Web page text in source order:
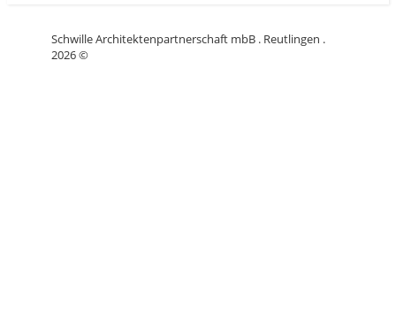
Schwille Architektenpartnerschaft mbB . Reutlingen .
2026 ©